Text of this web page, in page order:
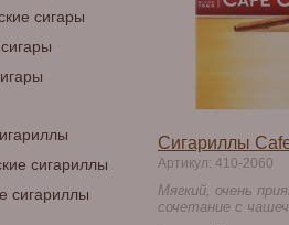
сигары
сигариллы
сигариллы
Сигариллы
Артикул: 410-2060
Мягкий, очень
сочетание с